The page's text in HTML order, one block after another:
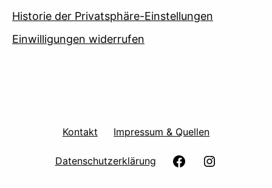
Historie der Privatsphäre-Einstellungen
Einwilligungen widerrufen
Kontakt Impressum & Quellen
Datenschutzerklärung facebook